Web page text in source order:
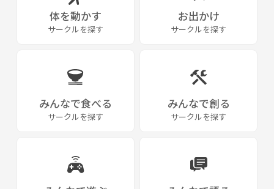
体を動かす
サークルを探す
お出かけ
サークルを探す
みんなで食べる
サークルを探す
みんなで創る
サークルを探す